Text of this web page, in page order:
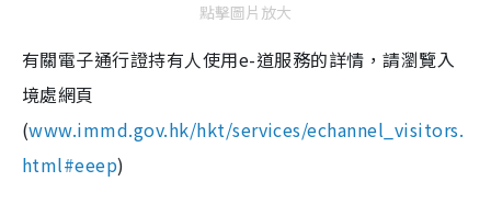
點擊圖片放大
有關電子通行證持有人使用e-道服務的詳情，請瀏覽入
境處網頁
(www.immd.gov.hk/hkt/services/echannel_visitors.
html#eeep)